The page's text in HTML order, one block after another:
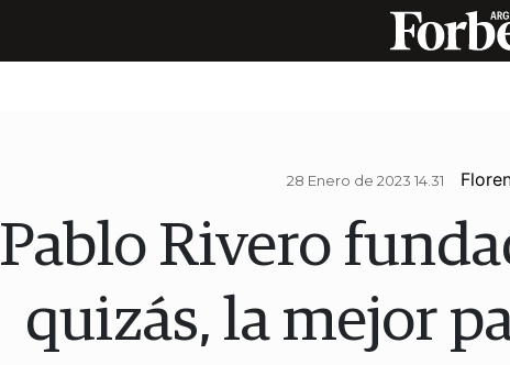
28 Enero de 2023 14.31
Pablo Rivero
quizás, la mejor